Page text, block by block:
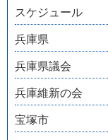
スケジュール
兵庫県
兵庫県議会
兵庫維新の会
宝塚市